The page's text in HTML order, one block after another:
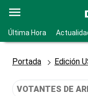
Última Hora
Portada Edición
VOTANTES DE